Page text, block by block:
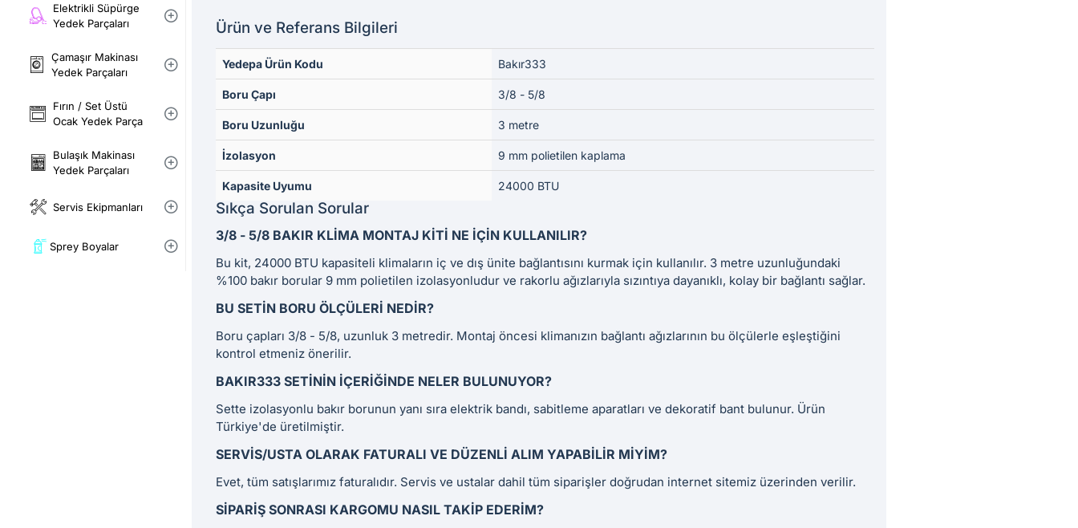
Elektrikli Süpürge
Yedek Parçaları
Çamaşır Makinası
Yedek Parçaları
Fırın / Set Üstü
Ocak Yedek Parça
Bulaşık Makinası
Yedek Parçaları
Servis Ekipmanları
Sprey Boyalar
Ürün ve Referans Bilgileri
Yedepa Ürün Kodu Bakır333
Boru Çapı 3/8 - 5/8
Boru Uzunluğu 3 metre
İzolasyon 9 mm polietilen kaplama
Kapasite Uyumu 24000 BTU
Sıkça Sorulan Sorular
3/8 - 5/8 BAKIR KLIMA MONTAJ KITI NE IÇIN KULLANILIR?
Bu kit, 24000 BTU kapasiteli klimaların iç ve dış ünite bağlantısını kurmak için kullanılır. 3 metre uzunluğundaki
%100 bakır borular 9 mm polietilen izolasyonludur ve rakorlu ağızlarıyla sızıntıya dayanıklı, kolay bir bağlantı sağlar.
BU SETIN BORU ÖLÇÜLERI NEDIR?
Boru çapları 3/8 - 5/8, uzunluk 3 metredir. Montaj öncesi klimanızın bağlantı ağızlarının bu ölçülerle eşleştiğini
kontrol etmeniz önerilir.
BAKIR333 SETININ IÇERIĞINDE NELER BULUNUYOR?
Sette izolasyonlu bakır borunun yanı sıra elektrik bandı, sabitleme aparatları ve dekoratif bant bulunur. Ürün
Türkiye'de üretilmiştir.
SERVIS/USTA OLARAK FATURALI VE DÜZENLI ALIM YAPABILIR MIYIM?
Evet, tüm satışlarımız faturalıdır. Servis ve ustalar dahil tüm siparişler doğrudan internet sitemiz üzerinden verilir.
SIPARIŞ SONRASI KARGOMU NASIL TAKIP EDERIM?